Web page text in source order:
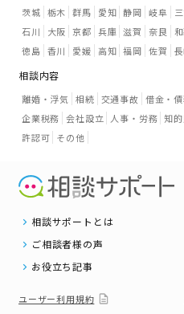
茨城 栃木 群馬 愛知 静岡 岐阜
石川
大阪 京都 兵庫 滋賀 奈良
徳島 香川 愛媛 高知 福岡 佐賀
相談内容
離婚・浮気 相続 交通事故 借金・
企業税務 会社設立 人事・労務 知
許認可 その他
相談サポートとは
ご相談者様の声
お役立ち記事
ユーザー利用規約